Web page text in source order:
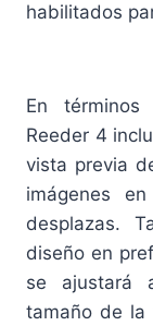
habilitados
En
Reeder 4
vista previa
imágenes
desplazas.
diseño en
se ajustará
tamaño de la